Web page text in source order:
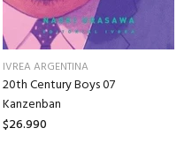
IVREA ARGENTINA
20th Century Boys 07
Kanzenban
$26.990